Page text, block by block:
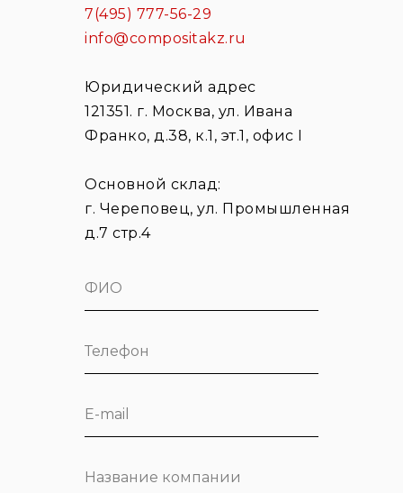
7(495) 777-56-29
info@compositakz.ru
Юридический адрес
121351. г. Москва, ул. Ивана
Франко, д.38, к.1, эт.1, офис I
Основной склад:
г. Череповец, ул. Промышленная
д.7 стр.4